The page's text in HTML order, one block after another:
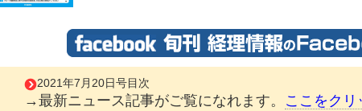
2021年7月20日号目次
→最新ニュース記事がご覧になれます。 ここをクリ